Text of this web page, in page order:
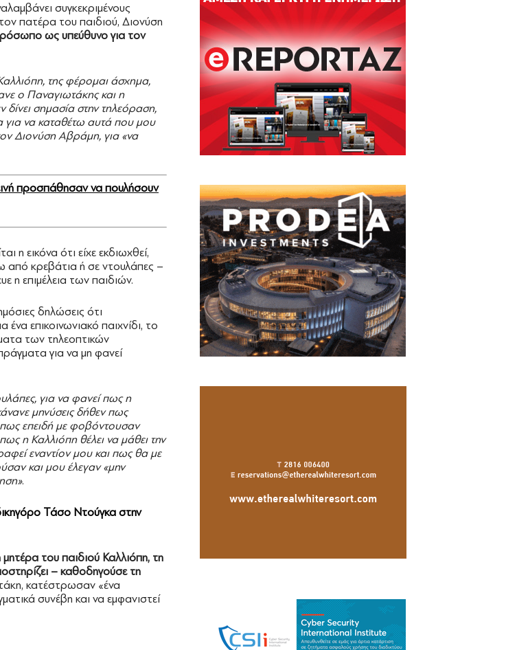
συγκεκριμένους
πατέρα του παιδιού, Διονύση
ως υπεύθυνο για τον
της φέρομαι άσχημα,
ο Παναγιωτάκης και η
δίνει σημασία στην τηλεόραση,
για να καταθέτω αυτά που μου
Διονύση Αβράμη, για «να
προσπάθησαν να πουλήσουν
η εικόνα ότι είχε εκδιωχθεί,
από κρεβάτια ή σε ντουλάπες –
η επιμέλεια των παιδιών.
δηλώσεις ότι
επικοινωνιακό παιχνίδι, το
των τηλεοπτικών
για να μη φανεί
για να φανεί πως η
μηνύσεις δήθεν πως
πως επειδή με φοβόντουσαν
η Καλλιόπη θέλει να μάθει την
εναντίον μου και πως θα με
και μου έλεγαν «μην
.
Τάσο Ντούγκα στην
μητέρα του παιδιού Καλλιόπη, τη
– καθοδηγούσε τη
κατέστρωσαν «ένα
συνέβη και να εμφανιστεί